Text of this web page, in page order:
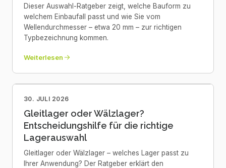
Dieser Auswahl-Ratgeber zeigt, welche Bauform zu
welchem Einbaufall passt und wie Sie vom
Wellendurchmesser – etwa 20 mm – zur richtigen
Typbezeichnung kommen.
Weiterlesen
30. JULI 2026
Gleitlager oder Wälzlager?
Entscheidungshilfe für die richtige
Lagerauswahl
Gleitlager oder Wälzlager – welches Lager passt zu
Ihrer Anwendung? Der Ratgeber erklärt den